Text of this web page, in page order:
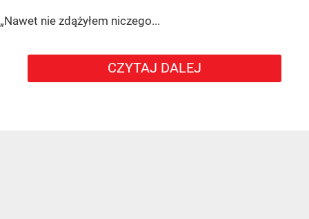
„Nawet nie zdążyłem niczego...
CZYTAJ DALEJ